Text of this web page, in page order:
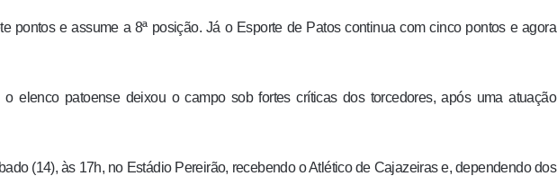
pontos e assume a 8ª posição. Já o Esporte de Patos continua com cinco pontos e agora
elenco patoense deixou o campo sob fortes críticas dos torcedores, após uma atuação
(14), às 17h, no Estádio Pereirão, recebendo o Atlético de Cajazeiras e, dependendo dos